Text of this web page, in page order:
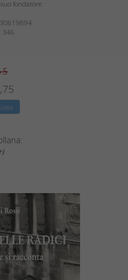
suo fondatore
346